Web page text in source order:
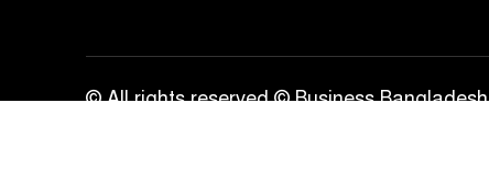
© All rights reserved © Business Bangladesh